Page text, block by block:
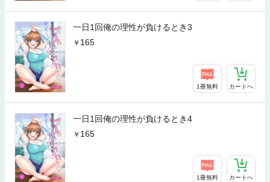
一日1回俺の理性が負けるとき3
165
1冊無料 カートへ
一日1回俺の理性が負けるとき4
165
1冊無料 カートへ